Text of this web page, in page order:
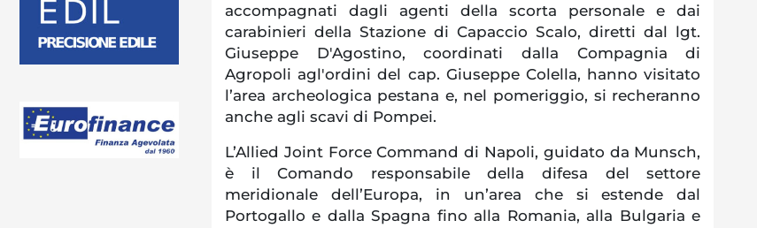
accompagnati dagli agenti della scorta personale e dai
carabinieri della Stazione di Capaccio Scalo, diretti dal lgt.
Giuseppe D'Agostino, coordinati dalla Compagnia di
Agropoli agl'ordini del cap. Giuseppe Colella, hanno visitato
l’area archeologica pestana e, nel pomeriggio, si recheranno
anche agli scavi di Pompei.
L’Allied Joint Force Command di Napoli, guidato da Munsch,
è il Comando responsabile della difesa del settore
meridionale dell’Europa, in un’area che si estende dal
Portogallo e dalla Spagna fino alla Romania, alla Bulgaria e